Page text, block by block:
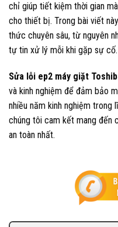
chỉ giúp tiết kiệm thời gian
cho thiết bị. Trong bài viết
thức chuyên sâu, từ nguyên
tự tin xử lý mỗi khi gặp sự cố.
Sửa lỗi ep2 máy giặt
và kinh nghiệm để đảm bảo
nhiều năm kinh nghiệm
chúng tôi cam kết mang đến
an toàn nhất.